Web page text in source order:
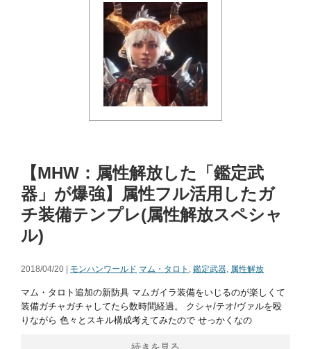
【MHW：属性解放した「鑑定武
器」が爆強】属性フル活用したガ
チ装備テンプレ(属性解放スペシャ
ル)
2018/04/20 | モンハンワールド マム・タロト , 鑑定武器, 属性解放
マム・タロト追加の新防具 マムガイラ装備をいじるのが楽しくて
装備ガチャガチャしてたら数時間経過。 クシャ/テオ/ヴァルを殴
りながら 色々とスキル構成考えてみたので せっかくなの